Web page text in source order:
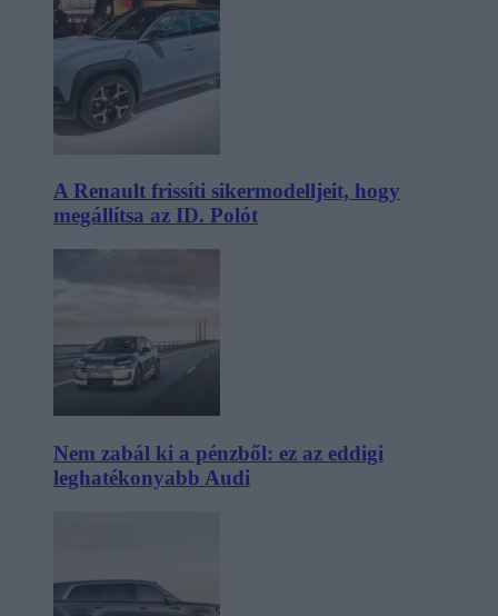
A Renault frissíti sikermodelljeit, hogy
megállítsa az ID. Polót
Nem zabál ki a pénzből: ez az eddigi
leghatékonyabb Audi